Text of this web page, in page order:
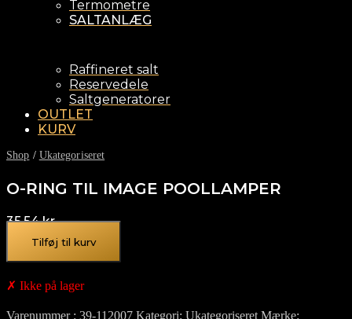
Termometre
SALTANLÆG
Raffineret salt
Reservedele
Saltgeneratorer
OUTLET
KURV
Shop / Ukategoriseret
O-RING TIL IMAGE POOLLAMPER
35,54kr.
Tilføj til kurv
✗ Ikke på lager
Varenummer 39-112007 Kategori Ukategoriseret Mærke